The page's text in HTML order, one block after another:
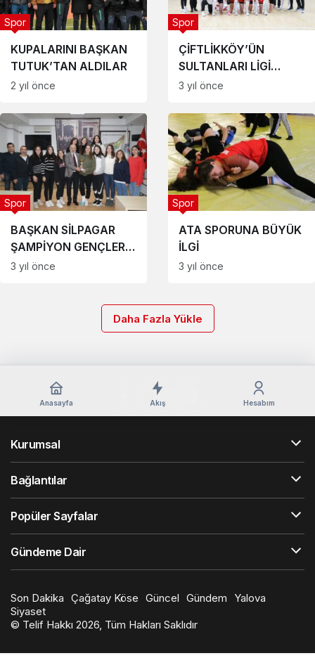
KUPALARINI BAŞKAN
TUTUK’TAN ALDILAR
Spor
2 yıl önce
ÇİFTLİKKÖY’ÜN
SULTANLARI LİGİ
KAYIPSIZ BİTİRDİ 3-1
Spor
3 yıl önce
BAŞKAN SİLPAGAR
ŞAMPİYON GENÇLERİ
KUTLADI
Spor
3 yıl önce
ATA SPORUNA BÜYÜK
İLGİ
Spor
3 yıl önce
Daha Fazla Yükle
Anasayfa Akış Hesabım
Kurumsal
Bağlantılar
Popüler Sayfalar
Gündeme Dair
Son Dakika Çağatay Köse Güncel Gündem
Yalova
Siyaset
© Telif Hakkı 2026, Tüm Hakları Saklıdır